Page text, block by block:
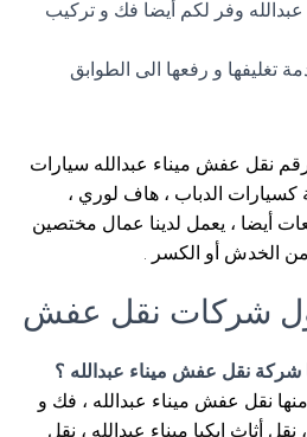
وفر لكم أيضا فك و تركيب
تغليفها و رفعها الى الطوابق
نقل عفش ميناء عبدالله سيارات
الدباب ، هاف لوري ،
أيضا ، يعمل لدينا عمال مختصين
الخدش أو الكسر .
شركات نقل عفش
شركة نقل عفش ميناء عبدالله ؟
نقل عفش ميناء عبدالله ، فك و
أثاث ايكيا ميناء عبدالله ، نقل